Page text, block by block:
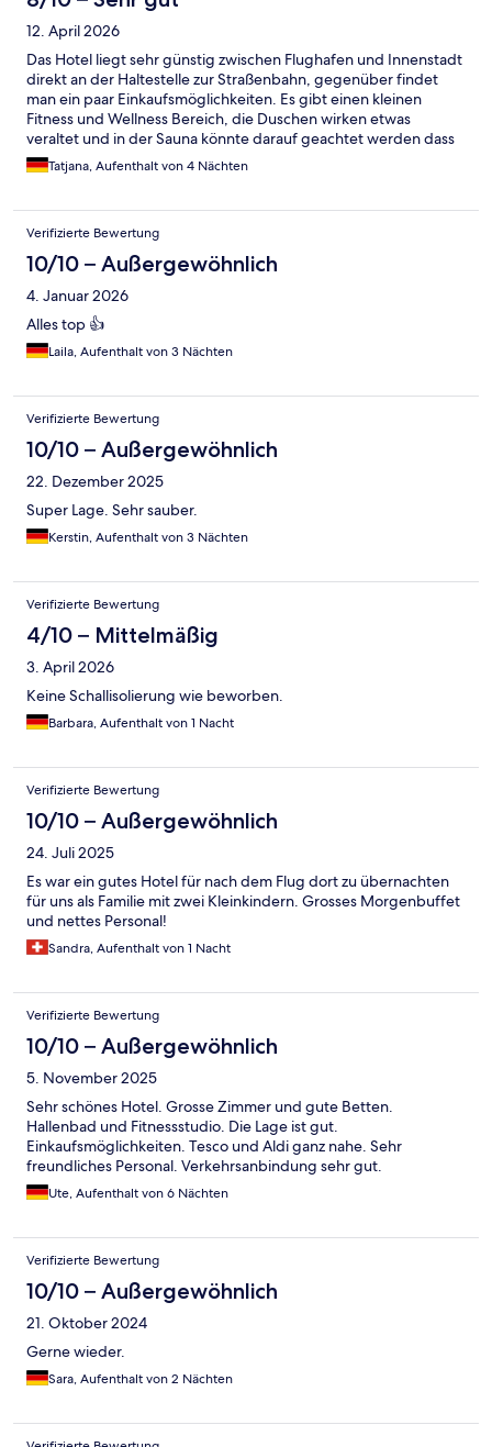
12. April 2026
Das Hotel liegt sehr günstig zwischen Flughafen und Innenstadt
direkt an der Haltestelle zur Straßenbahn, gegenüber findet
man ein paar Einkaufsmöglichkeiten. Es gibt einen kleinen
Fitness und Wellness Bereich, die Duschen wirken etwas
veraltet und in der Sauna könnte darauf geachtet werden dass
die Gäste ein Handtuch unterlegen ansonsten entspricht alles
einem durchschnittlich guten Standard, dies gilt für
im Gegenteil, ich würde jederzeit wieder hier übernachten.
Tatjana, Aufenthalt von 4 Nächten
Verifizierte Bewertung
10/10 – Außergewöhnlich
4. Januar 2026
Alles top 👍
Laila, Aufenthalt von 3 Nächten
Verifizierte Bewertung
10/10 – Außergewöhnlich
22. Dezember 2025
Super Lage. Sehr sauber.
Kerstin, Aufenthalt von 3 Nächten
Verifizierte Bewertung
4/10 – Mittelmäßig
3. April 2026
Keine Schallisolierung wie beworben.
Barbara, Aufenthalt von 1 Nacht
Verifizierte Bewertung
10/10 – Außergewöhnlich
24. Juli 2025
Es war ein gutes Hotel für nach dem Flug dort zu übernachten
für uns als Familie mit zwei Kleinkindern. Grosses Morgenbuffet
und nettes Personal!
Sandra, Aufenthalt von 1 Nacht
Verifizierte Bewertung
10/10 – Außergewöhnlich
5. November 2025
Sehr schönes Hotel. Grosse Zimmer und gute Betten.
Hallenbad und Fitnessstudio. Die Lage ist gut.
Einkaufsmöglichkeiten. Tesco und Aldi ganz nahe. Sehr
freundliches Personal. Verkehrsanbindung sehr gut.
Ute, Aufenthalt von 6 Nächten
Verifizierte Bewertung
10/10 – Außergewöhnlich
21. Oktober 2024
Gerne wieder.
Sara, Aufenthalt von 2 Nächten